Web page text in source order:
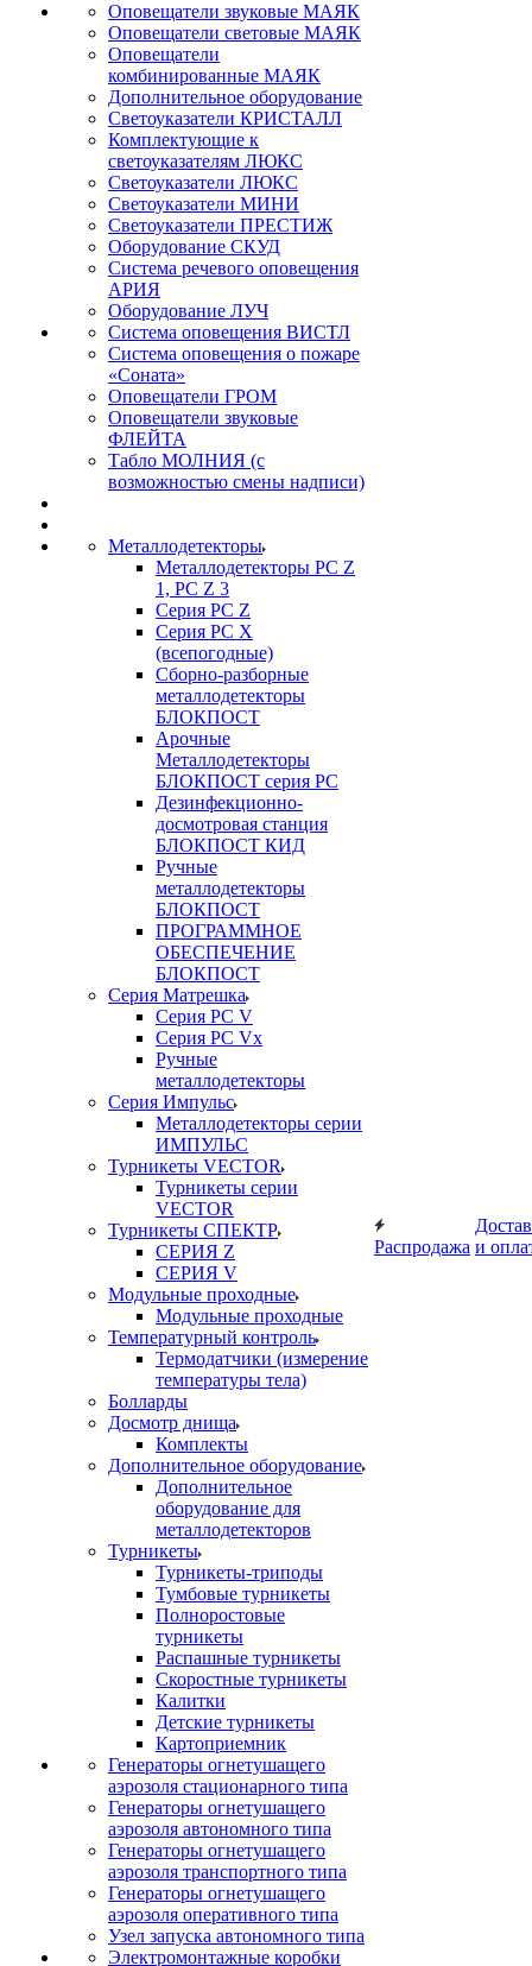
Оповещатели звуковые МАЯК
Оповещатели световые МАЯК
Оповещатели
комбинированные МАЯК
Дополнительное оборудование
Светоуказатели КРИСТАЛЛ
Комплектующие к
светоуказателям ЛЮКС
Светоуказатели ЛЮКС
Светоуказатели МИНИ
Светоуказатели ПРЕСТИЖ
Оборудование СКУД
Система речевого оповещения
АРИЯ
Оборудование ЛУЧ
Система оповещения ВИСТЛ
Система оповещения о пожаре
«Соната»
Оповещатели ГРОМ
Оповещатели звуковые
ФЛЕЙТА
Табло МОЛНИЯ (с
возможностью смены надписи)
Металлодетекторы
Металлодетекторы РС Z
1, PC Z 3
Серия РС Z
Серия РС X
(всепогодные)
Сборно-разборные
металлодетекторы
БЛОКПОСТ
Арочные
Металлодетекторы
БЛОКПОСТ серия РС
Дезинфекционно-
досмотровая станция
БЛОКПОСТ КИД
Ручные
металлодетекторы
БЛОКПОСТ
ПРОГРАММНОЕ
ОБЕСПЕЧЕНИЕ
БЛОКПОСТ
Серия Матрешка
Серия PC V
Серия PC Vx
Ручные
металлодетекторы
Серия Импульс
Металлодетекторы серии
ИМПУЛЬС
Турникеты VECTOR
Турникеты серии
VECTOR
Турникеты СПЕКТР
СЕРИЯ Z
СЕРИЯ V
Модульные проходные
Модульные проходные
Температурный контроль
Термодатчики (измерение
температуры тела)
Болларды
Досмотр днища
Комплекты
Дополнительное оборудование
Дополнительное
оборудование для
металлодетекторов
Турникеты
Турникеты-триподы
Тумбовые турникеты
Полноростовые
турникеты
Распашные турникеты
Скоростные турникеты
Калитки
Детские турникеты
Картоприемник
Генераторы огнетушащего
аэрозоля стационарного типа
Генераторы огнетушащего
аэрозоля автономного типа
Генераторы огнетушащего
аэрозоля транспортного типа
Генераторы огнетушащего
аэрозоля оперативного типа
Узел запуска автономного типа
Электромонтажные коробки
Распродажа и